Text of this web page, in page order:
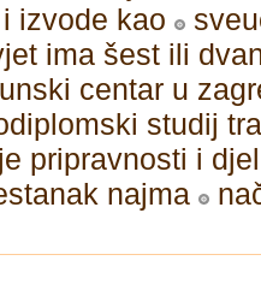
izvode kao
ima šest ili
centar u
studij
pripravnosti i
najma